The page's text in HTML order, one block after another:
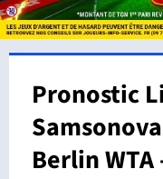
Pronostic
Berlin